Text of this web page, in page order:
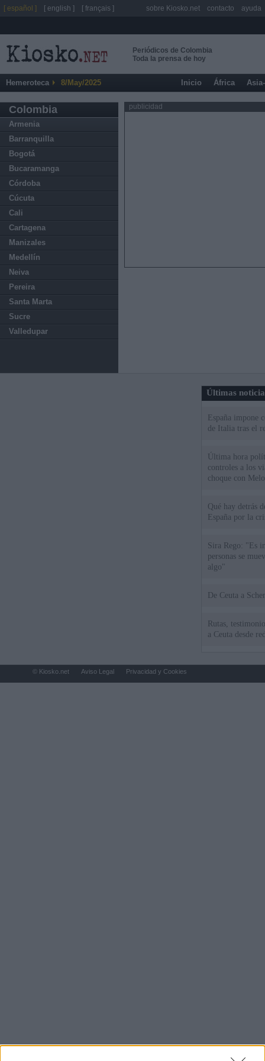
Periódicos de Colombia
Toda la prensa de hoy
Hemeroteca 8/May/2025 Inicio África
Colombia
Armenia
Barranquilla
Bogotá
Bucaramanga
Córdoba
Cúcuta
Cali
Cartagena
Manizales
Medellín
Neiva
Pereira
Santa Marta
Sucre
Valledupar
publicidad
Últimas
España impone
de Italia tras el
Última hora
controles a los
choque con
Qué hay detrás
España por la
Sira Rego: "Es
personas se
algo"
De
Rutas,
a Ceuta desde
[ español ] [ english ] [ français ] sobre Kiosko.net contacto ayuda
© Kiosko.net Aviso Legal Privacidad y Cookies